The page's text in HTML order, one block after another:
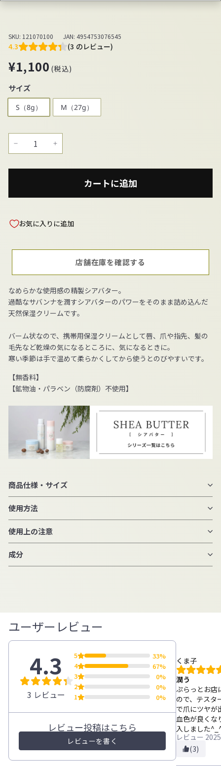
SKU: 121070100 JAN: 4954753076545
4.3
(3 のレビュー)
通
常
価
格
¥1,100 (税込)
サイズ
S（8g） M（27g）
カートに追加
お気に入りに追加
店舗在庫を確認する
なめらかな使用感の精製シアバター。
過酷なサバンナを潤すシアバターのパワーをそのまま詰め込んだ
天然保湿クリームです。
バーム状なので、携帯用保湿クリームとして唇、爪や指先、髪の
毛先など乾燥の気になるところに、気になるときに。
寒い季節は手で温めて柔らかくしてから使うとのびやすいです。
【無香料】
【鉱物油・パラベン（防腐剤）不使用】
商品仕様・サイズ
使用方法
使用上の注意
成分
ユーザーレビュー
4.3
3 レビュー
5
33%
4
67%
3
0%
2
0%
1
0%
レビュー投稿はこちら
レビューを書く
くま子
潤う
ぷらっとお店
ので、テスタ
で爪にツヤが
血色が良くな
入しました
レビュー
(3)